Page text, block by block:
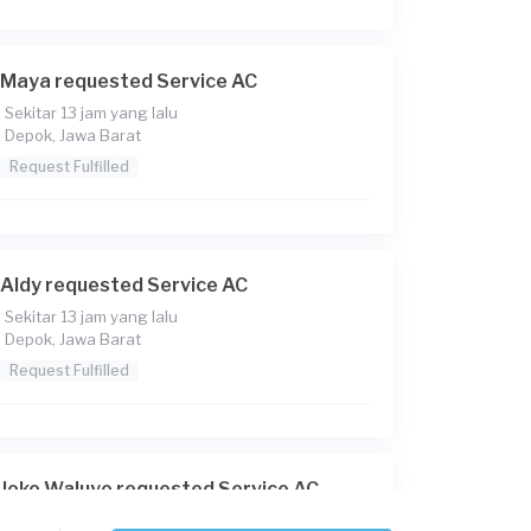
Maya requested Service AC
Sekitar 13 jam yang lalu
Depok, Jawa Barat
Request Fulfilled
Aldy requested Service AC
Sekitar 13 jam yang lalu
Depok, Jawa Barat
Request Fulfilled
Joko Waluyo requested Service AC